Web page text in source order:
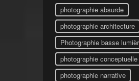
photographie absurde
photographie architecture
Photographie basse
photographie conceptuelle
photographie narrative